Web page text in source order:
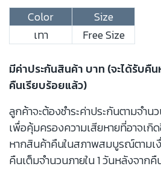
Color
Size
เทา
Free Size
มีค่าประกันสินค้า บาท (จะได้รับคื
คืนเรียบร้อยแล้ว)
ลูกค้าจะต้องชำระค่าประกันตามจำ
เพื่อคุ้มครองความเสียหายที่อาจเกิ
หากสินค้าคืนในสภาพสมบูรณ์ตามเ
คืนเต็มจำนวนภายใน 1 วันหลังจาก